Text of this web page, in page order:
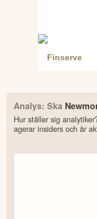
Analys: Ska
Hur ställer sig
agerar insiders och är
Bonus: Få upp till